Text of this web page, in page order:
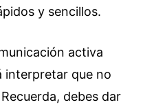
y sencillos.
activa
interpretar que no
debes dar